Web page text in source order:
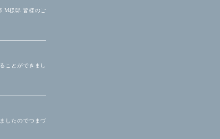
M様邸 皆様のご
ことができまし
したのでつまづ